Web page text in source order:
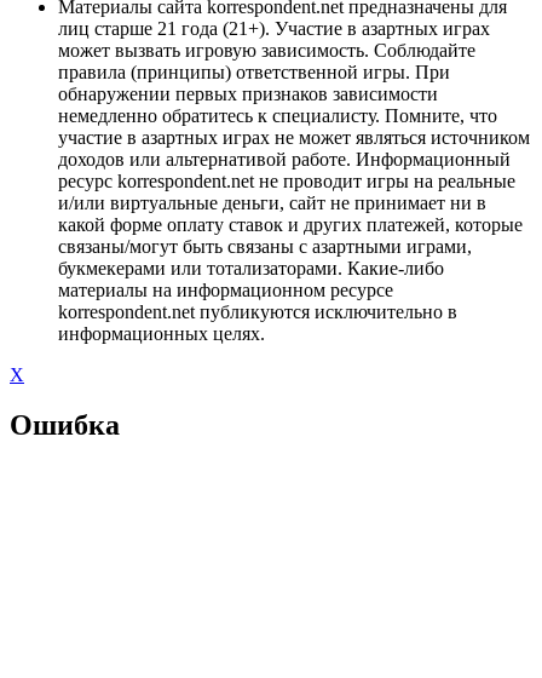
Материалы сайта korrespondent.net предназначены для
лиц старше 21 года (21+). Участие в азартных играх
может вызвать игровую зависимость. Соблюдайте
правила (принципы) ответственной игры. При
обнаружении первых признаков зависимости
немедленно обратитесь к специалисту. Помните, что
участие в азартных играх не может являться источником
доходов или альтернативой работе. Информационный
ресурс korrespondent.net не проводит игры на реальные
и/или виртуальные деньги, сайт не принимает ни в
какой форме оплату ставок и других платежей, которые
связаны/могут быть связаны с азартными играми,
букмекерами или тотализаторами. Какие-либо
материалы на информационном ресурсе
korrespondent.net публикуются исключительно в
информационных целях.
X
Ошибка